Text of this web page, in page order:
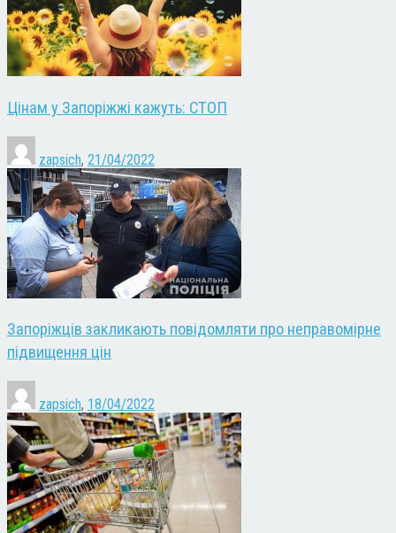
Цінам у Запоріжжі кажуть: СТОП
zapsich, 21/04/2022
Запоріжців закликають повідомляти про неправомірне
підвищення цін
zapsich, 18/04/2022